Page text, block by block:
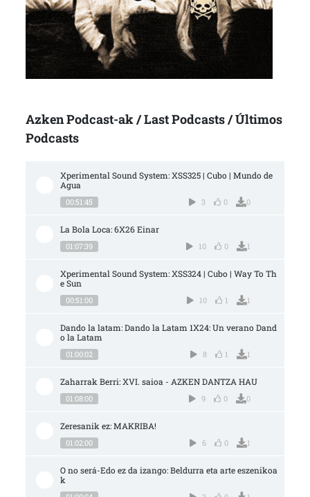
Azken Podcast-ak / Last Podcasts / Últimos
Podcasts
Xperimental Sound System: XSS325 | Cubo | Mundo de
Agua
00:51:45 3 0 0
La Bola Loca: 6X26 Einar
01:07:39 10 0 1
Xperimental Sound System: XSS324 | Cubo | Way To Th
e Sun
00:51:00 10 1 1
Dando la latam: Dando la Latam 1X24: Un verano Dand
o la Latam
01:00:02 8 1 1
Zaharrak Berri: XVI. saioa - AZKEN DANTZA HAU
01:08:00 9 0 0
Zeresanik ez: MAKRIBA!
01:02:00 6 0 1
O no será-Edo ez da izango: Beldurra eta arte eszenikoa
k